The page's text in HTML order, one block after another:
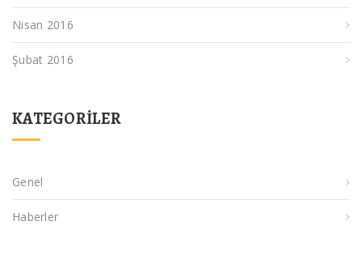
Nisan 2016
Şubat 2016
KATEGORILER
Genel
Haberler